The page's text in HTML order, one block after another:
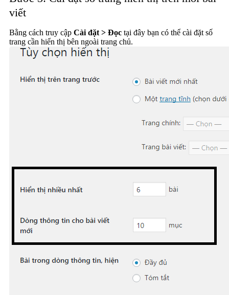
viết
Bằng cách truy cập Cài đặt > Đọc tại đây bạn có thể cài đặt số
trang cần hiển thị bên ngoài trang chủ.